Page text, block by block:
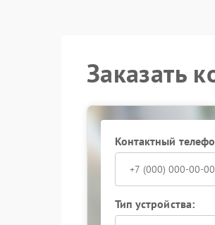
Заказать
Контактный
Тип устройства: